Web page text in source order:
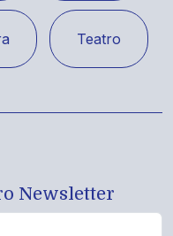
Teatro
Newsletter